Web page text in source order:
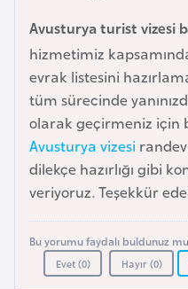
Avusturya turist vizesi
hizmetimiz
evrak listesini
tüm sürecinde
olarak geçirmeniz için
Avusturya vizesi
dilekçe hazırlığı gibi
veriyoruz. Teşekkür
Bu yorumu faydalı buldunuz
Evet (0) Hayır (0)
B
e
l
a
r
u
s